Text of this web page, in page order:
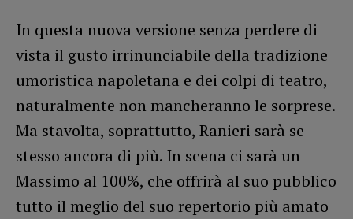
In questa nuova versione senza perdere di
vista il gusto irrinunciabile della tradizione
umoristica napoletana e dei colpi di teatro,
naturalmente non mancheranno le sorprese.
Ma stavolta, soprattutto, Ranieri sarà se
stesso ancora di più. In scena ci sarà un
Massimo al 100%, che offrirà al suo pubblico
tutto il meglio del suo repertorio più amato